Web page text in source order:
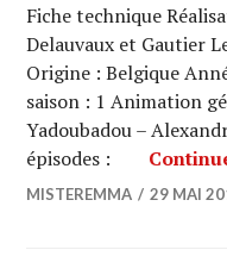
Fiche technique
Delauvaux et Gautier
Origine : Belgique
saison : 1 Animation
Yadoubadou –
épisodes :
MISTEREMMA 29 MAI